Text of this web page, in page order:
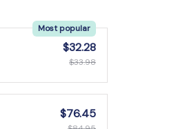
Most popular
$32.28
$33.98
$76.45